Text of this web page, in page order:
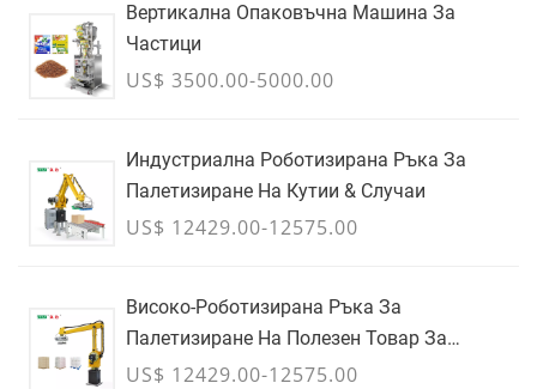
Вертикална Опаковъчна Машина За
Частици
US$ 3500.00-5000.00
Индустриална Роботизирана Ръка За
Палетизиране На Кутии & Случаи
US$ 12429.00-12575.00
Високо-Роботизирана Ръка За
Палетизиране На Полезен Товар За
Кашони, Торби & Контейнери За Насипни
US$ 12429.00-12575.00